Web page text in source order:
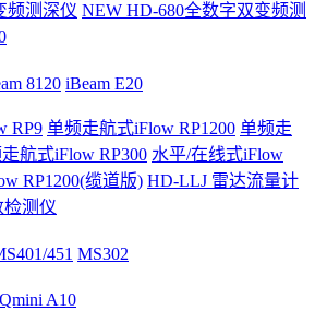
频测深仪 NEW HD-680全数字双变频测
8120 iBeam E20
RP9 单频走航式iFlow RP1200 单频走
航式iFlow RP300 水平/在线式iFlow
RP1200(缆道版) HD-LLJ 雷达流量计
测仪
451 MS302
Qmini A10